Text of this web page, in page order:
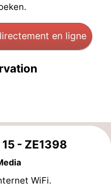
en ligne
- ZE1398
WiFi.